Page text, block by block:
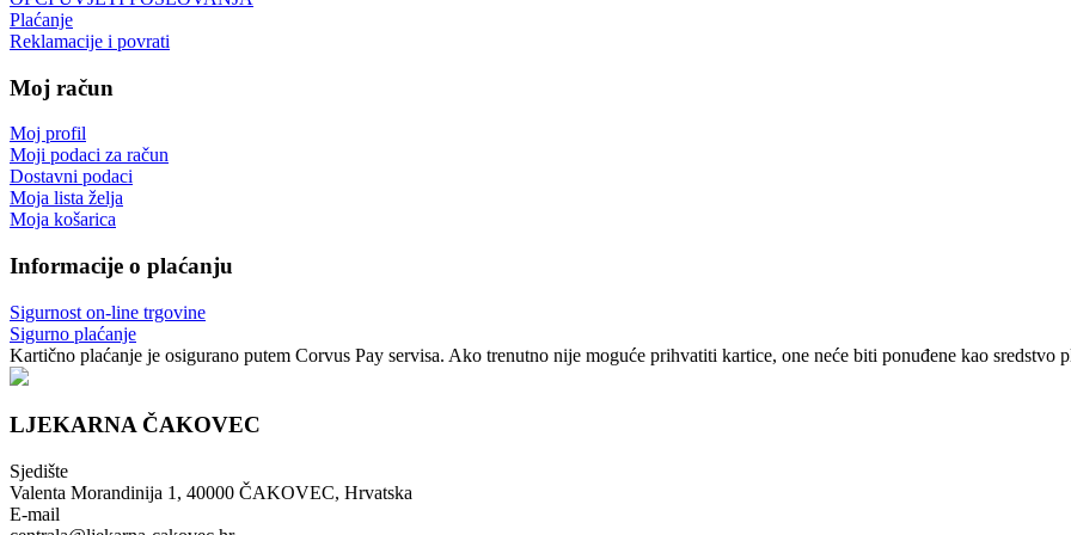
Plaćanje
Reklamacije i povrati
Moj račun
Moj profil
Moji podaci za račun
Dostavni podaci
Moja lista želja
Moja košarica
Informacije o plaćanju
Sigurnost on-line trgovine
Sigurno plaćanje
Kartično plaćanje je osigurano putem Corvus Pay servisa. Ako trenutno nije moguće prihvatiti kartice, one neće biti ponuđene kao sredstvo
LJEKARNA ČAKOVEC
Sjedište
Valenta Morandinija 1, 40000 ČAKOVEC, Hrvatska
E-mail